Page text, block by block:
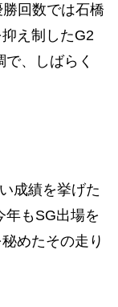
回数では石橋
え制したG2
、しばらく
成績を挙げた
年もSG出場を
めたその走り